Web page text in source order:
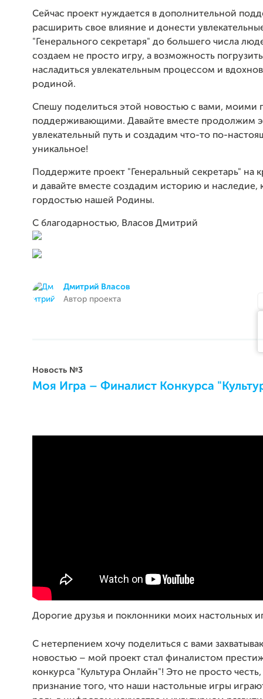
Сейчас проект нуждается в дополнительной
расширить свое влияние и донести
"Генерального секретаря" до большего числа
создаем не просто игру, а возможность
насладиться увлекательным процессом и
родиной.
Спешу поделиться этой новостью с вами, моими
поддерживающими. Давайте вместе продолжим
увлекательный путь и создадим что-то по-
уникальное!
Поддержите проект "Генеральный секретарь" на
и давайте вместе создадим историю и наследие,
гордостью нашей Родины.
С благодарностью, Власов Дмитрий
Дмитрий Власов
Автор проекта
Новость №3
Моя Игра – Финалист Конкурса
Дорогие друзья и поклонники моих настольных
С нетерпением хочу поделиться с вами
новостью – мой проект стал финалистом
конкурса "Культура Онлайн"! Это не просто
признание того, что наши настольные игры